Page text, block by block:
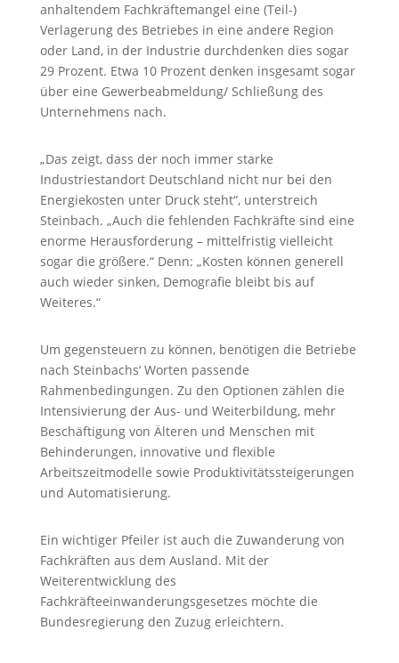
anhaltendem Fachkräftemangel eine (Teil-)
Verlagerung des Betriebes in eine andere Region
oder Land, in der Industrie durchdenken dies sogar
29 Prozent. Etwa 10 Prozent denken insgesamt sogar
über eine Gewerbeabmeldung/ Schließung des
Unternehmens nach.
„Das zeigt, dass der noch immer starke
Industriestandort Deutschland nicht nur bei den
Energiekosten unter Druck steht“, unterstreich
Steinbach. „Auch die fehlenden Fachkräfte sind eine
enorme Herausforderung – mittelfristig vielleicht
sogar die größere.“ Denn: „Kosten können generell
auch wieder sinken, Demografie bleibt bis auf
Weiteres.“
Um gegensteuern zu können, benötigen die Betriebe
nach Steinbachs‘ Worten passende
Rahmenbedingungen. Zu den Optionen zählen die
Intensivierung der Aus- und Weiterbildung, mehr
Beschäftigung von Älteren und Menschen mit
Behinderungen, innovative und flexible
Arbeitszeitmodelle sowie Produktivitätssteigerungen
und Automatisierung.
Ein wichtiger Pfeiler ist auch die Zuwanderung von
Fachkräften aus dem Ausland. Mit der
Weiterentwicklung des
Fachkräfteeinwanderungsgesetzes möchte die
Bundesregierung den Zuzug erleichtern.